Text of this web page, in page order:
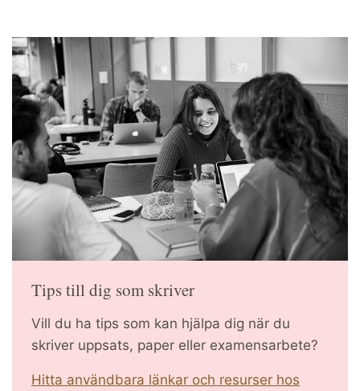
Tips till dig som skriver
Vill du ha tips som kan hjälpa dig när du
skriver uppsats, paper eller examensarbete?
Hitta användbara länkar och resurser hos